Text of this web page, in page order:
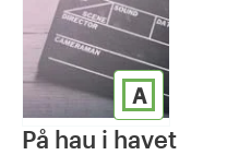
A
På hau i havet